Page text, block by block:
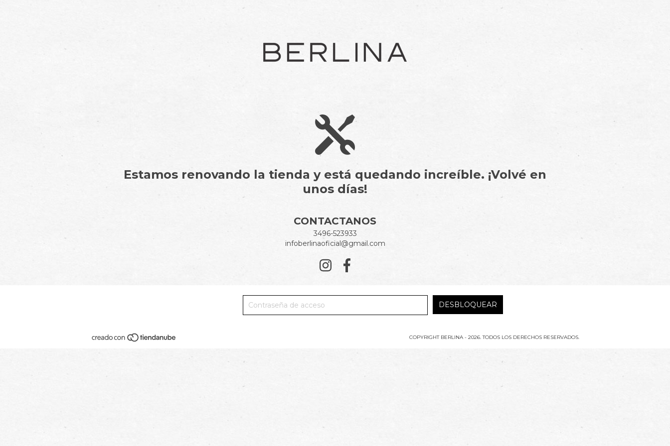
Estamos renovando la tienda y está quedando increíble. ¡Volvé en
unos días!
CONTACTANOS
3496-523933
infoberlinaoficial@gmail.com
COPYRIGHT BERLINA - 2026. TODOS LOS DERECHOS RESERVADOS.